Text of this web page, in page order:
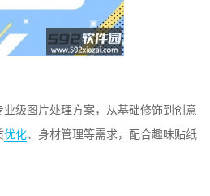
级图片处理方案，从基础修饰到创意
优化、身材管理等需求，配合趣味贴纸